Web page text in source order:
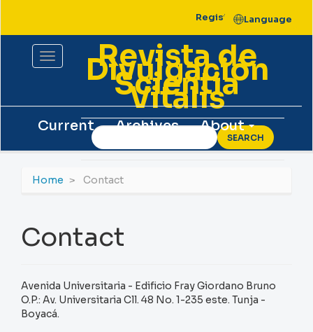
Main
Content
Sidebar
Register Login
Toggle
navigation Revista de
Divulgación
Scientia
Vitalis
Current Archives About
SEARCH
Home Contact
Contact
Avenida Universitaria - Edificio Fray Giordano Bruno
O.P.: Av. Universitaria Cll. 48 No. 1-235 este. Tunja -
Boyacá.
Language